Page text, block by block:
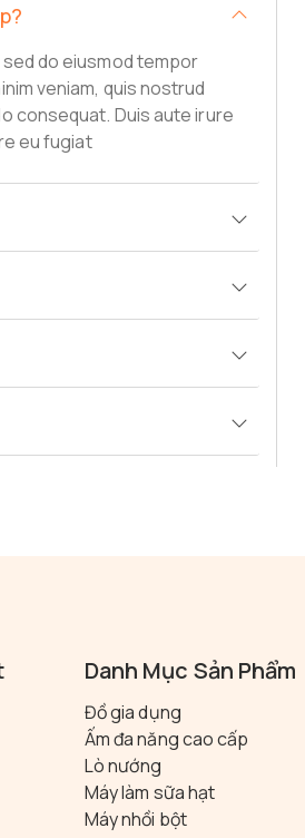
do eiusmod tempor
veniam, quis nostrud
consequat. Duis aute irure
eu fugiat
Danh Mục Sản Phẩm
Đồ gia dụng
Ấm đa năng cao cấp
Lò nướng
Máy làm sữa hạt
Máy nhồi bột